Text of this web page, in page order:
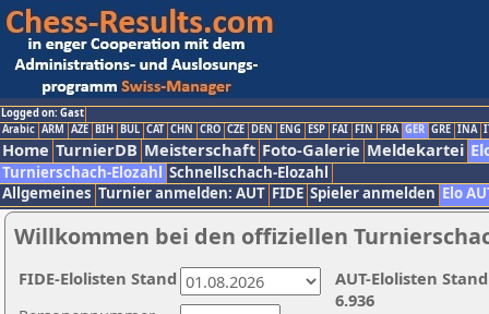
Logged on: Gast
Arabic ARM AZE BIH BUL CAT CHN CRO CZE DEN ENG ESP FAI FIN FRA GER GRE INA
Home TurnierDB Meisterschaft Foto-Galerie Meldekartei
Turnierschach-Elozahl Schnellschach-Elozahl
Allgemeines Turnier anmelden: AUT FIDE Spieler anmelden Elo
Willkommen bei den offiziellen
AUT-Elolisten
6.936
FIDE-Elolisten Stand